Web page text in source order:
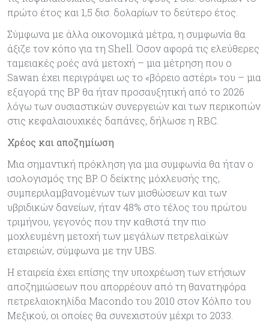
πρώτο έτος και 1,5 δισ. δολαρίων το δεύτερο έτος.
Σύμφωνα με άλλα οικονομικά μέτρα, η συμφωνία θα
άξιζε τον κόπο για τη Shell. Όσον αφορά τις ελεύθερες
ταμειακές ροές ανά μετοχή – μια μέτρηση που ο
Sawan έχει περιγράψει ως το «βόρειο αστέρι» του – μια
εξαγορά της BP θα ήταν προσαυξητική από το 2026
λόγω των ουσιαστικών συνεργειών και των περικοπών
στις κεφαλαιουχικές δαπάνες, δήλωσε η RBC.
Χρέος και αποζημίωση
Μια σημαντική πρόκληση για μια συμφωνία θα ήταν ο
ισολογισμός της BP. Ο δείκτης μόχλευσής της,
συμπεριλαμβανομένων των μισθώσεων και των
υβριδικών δανείων, ήταν 48% στο τέλος του πρώτου
τριμήνου, γεγονός που την καθιστά την πιο
μοχλευμένη μετοχή των μεγάλων πετρελαϊκών
εταιρειών, σύμφωνα με την UBS.
Η εταιρεία έχει επίσης την υποχρέωση των ετήσιων
αποζημιώσεων που απορρέουν από τη θανατηφόρα
πετρελαιοκηλίδα Macondo του 2010 στον Κόλπο του
Μεξικού, οι οποίες θα συνεχιστούν μέχρι το 2033.